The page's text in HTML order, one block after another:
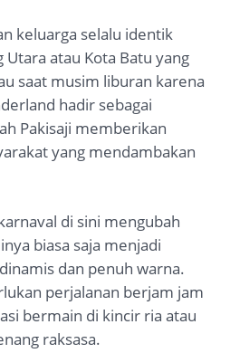
keluarga selalu identik
Utara atau Kota Batu yang
saat musim liburan karena
hadir sebagai
Pakisaji memberikan
yang mendambakan
di sini mengubah
biasa saja menjadi
dan penuh warna.
perjalanan berjam jam
bermain di kincir ria atau
raksasa.